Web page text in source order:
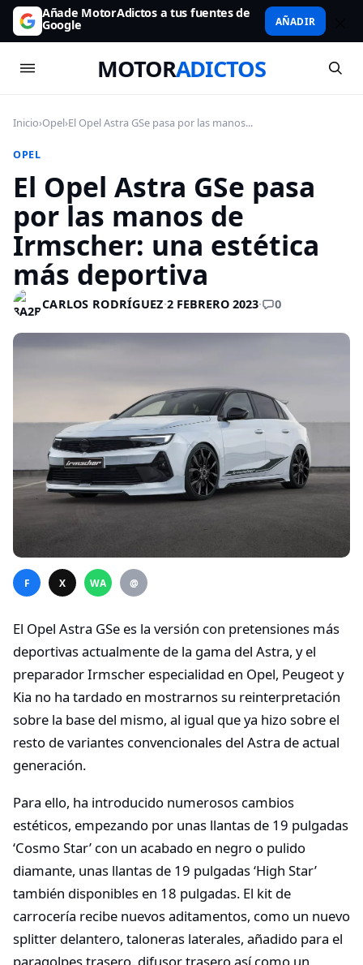
Añade MotorAdictos a tus fuentes de
Google AÑADIR
MOTORADICTOS
Inicio›Opel›El Opel Astra GSe pasa por las manos...
OPEL
El Opel Astra GSe pasa
por las manos de
Irmscher: una estética
más deportiva
CARLOS RODRÍGUEZ·2 FEBRERO 2023· 0
F X WA @
El Opel Astra GSe es la versión con pretensiones más
deportivas actualmente de la gama del Astra, y el
preparador Irmscher especialidad en Opel, Peugeot y
Kia no ha tardado en mostrarnos su reinterpretación
sobre la base del mismo, al igual que ya hizo sobre el
resto de variantes convencionales del Astra de actual
generación.
Para ello, ha introducido numerosos cambios
estéticos, empezando por unas llantas de 19 pulgadas
‘Cosmo Star’ con un acabado en negro o pulido
diamante, unas llantas de 19 pulgadas ‘High Star’
también disponibles en 18 pulgadas. El kit de
carrocería recibe nuevos aditamentos, como un nuevo
splitter delantero, taloneras laterales, añadido para el